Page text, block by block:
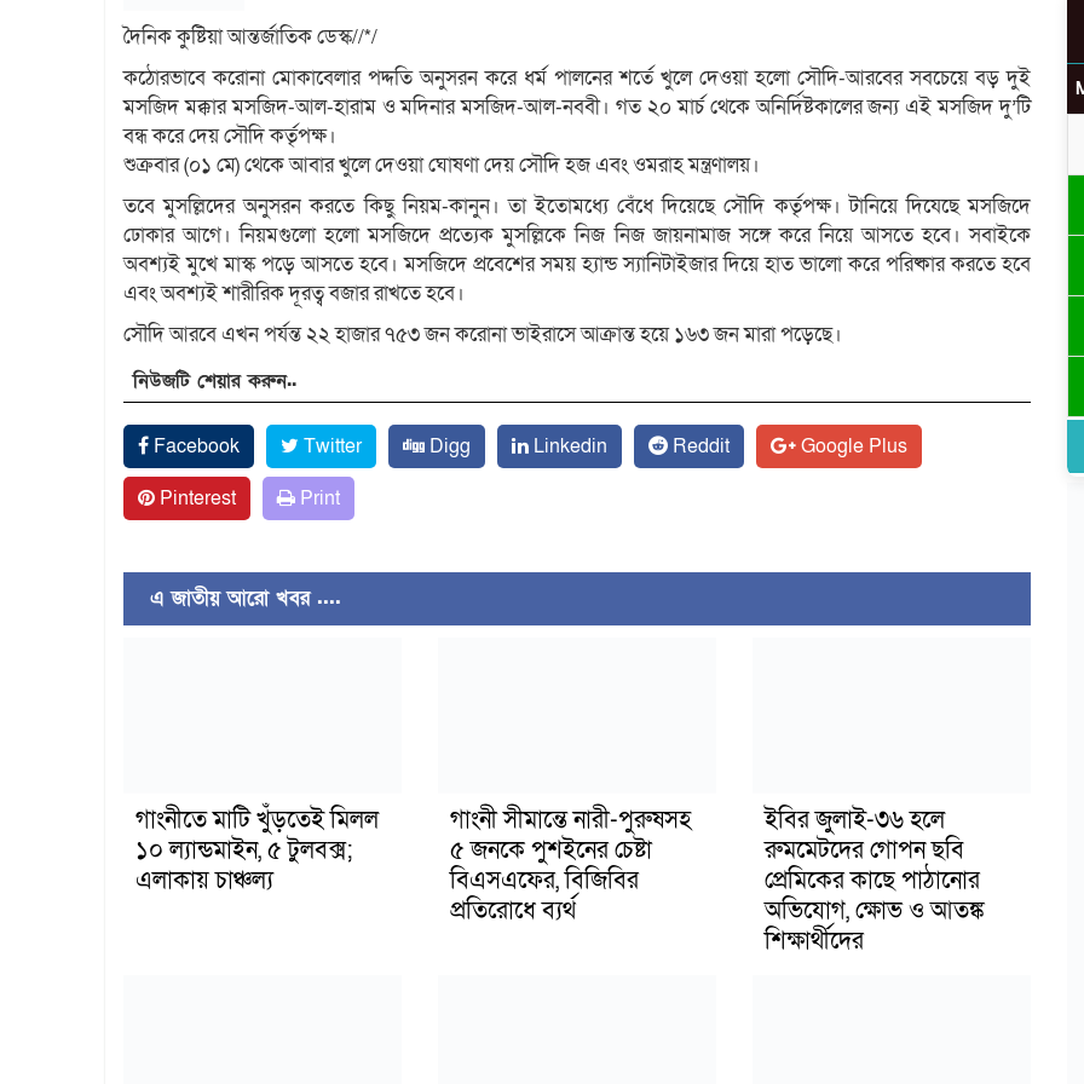
দৈনিক কুষ্টিয়া আন্তর্জাতিক ডেস্ক//*/
কঠোরভাবে করোনা মোকাবেলার পদ্দতি অনুসরন করে ধর্ম পালনের শর্তে খুলে দেওয়া হলো সৌদি-আরবের সবচেয়ে বড় দুই
মসজিদ মক্কার মসজিদ-আল-হারাম ও মদিনার মসজিদ-আল-নববী। গত ২০ মার্চ থেকে অনির্দিষ্টকালের জন্য এই মসজিদ দু’টি
বন্ধ করে দেয় সৌদি কর্তৃপক্ষ।
শুক্রবার (০১ মে) থেকে আবার খুলে দেওয়া ঘোষণা দেয় সৌদি হজ এবং ওমরাহ মন্ত্রণালয়।
তবে মুসল্লিদের অনুসরন করতে কিছু নিয়ম-কানুন। তা ইতোমধ্যে বেঁধে দিয়েছে সৌদি কর্তৃপক্ষ। টানিয়ে দিযেছে মসজিদে
ঢোকার আগে। নিয়মগুলো হলো মসজিদে প্রত্যেক মুসল্লিকে নিজ নিজ জায়নামাজ সঙ্গে করে নিয়ে আসতে হবে। সবাইকে
অবশ্যই মুখে মাস্ক পড়ে আসতে হবে। মসজিদে প্রবেশের সময় হ্যান্ড স্যানিটাইজার দিয়ে হাত ভালো করে পরিষ্কার করতে হবে
এবং অবশ্যই শারীরিক দূরত্ব বজার রাখতে হবে।
সৌদি আরবে এখন পর্যন্ত ২২ হাজার ৭৫৩ জন করোনা ভাইরাসে আক্রান্ত হয়ে ১৬৩ জন মারা পড়েছে।
নিউজটি শেয়ার করুন..
Facebook Twitter Digg Linkedin Reddit
Google Plus
Pinterest
Print
এ জাতীয় আরো খবর ....
গাংনীতে মাটি খুঁড়তেই মিলল
১০ ল্যান্ডমাইন, ৫ টুলবক্স;
এলাকায় চাঞ্চল্য
গাংনী সীমান্তে নারী-পুরুষসহ
৫ জনকে পুশইনের চেষ্টা
বিএসএফের, বিজিবির
প্রতিরোধে ব্যর্থ
ইবির জুলাই-৩৬ হলে
রুমমেটদের গোপন ছবি
প্রেমিকের কাছে পাঠানোর
অভিযোগ, ক্ষোভ ও আতঙ্ক
শিক্ষার্থীদের